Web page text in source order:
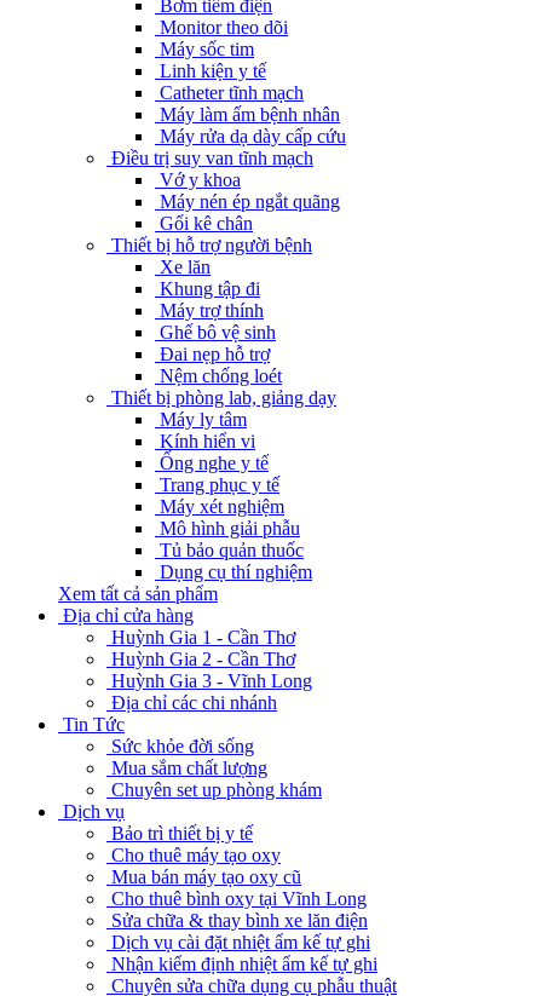
Bơm tiêm điện
Monitor theo dõi
Máy sốc tim
Linh kiện y tế
Catheter tĩnh mạch
Máy làm ấm bệnh nhân
Máy rửa dạ dày cấp cứu
Điều trị suy van tĩnh mạch
Vớ y khoa
Máy nén ép ngắt quãng
Gối kê chân
Thiết bị hỗ trợ người bệnh
Xe lăn
Khung tập đi
Máy trợ thính
Ghế bô vệ sinh
Đai nẹp hỗ trợ
Nệm chống loét
Thiết bị phòng lab, giảng dạy
Máy ly tâm
Kính hiển vi
Ống nghe y tế
Trang phục y tế
Máy xét nghiệm
Mô hình giải phẫu
Tủ bảo quản thuốc
Dụng cụ thí nghiệm
Xem tất cả sản phẩm
Địa chỉ cửa hàng
Huỳnh Gia 1 - Cần Thơ
Huỳnh Gia 2 - Cần Thơ
Huỳnh Gia 3 - Vĩnh Long
Địa chỉ các chi nhánh
Tin Tức
Sức khỏe đời sống
Mua sắm chất lượng
Chuyên set up phòng khám
Dịch vụ
Bảo trì thiết bị y tế
Cho thuê máy tạo oxy
Mua bán máy tạo oxy cũ
Cho thuê bình oxy tại Vĩnh Long
Sửa chữa & thay bình xe lăn điện
Dịch vụ cài đặt nhiệt ẩm kế tự ghi
Nhận kiểm định nhiệt ẩm kế tự ghi
Chuyên sửa chữa dụng cụ phẫu thuật